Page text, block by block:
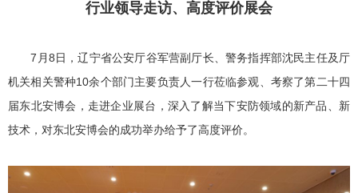
行业领导走访、高度评价展会
7月8日，辽宁省公安厅谷军营副厅长、警务指挥部沈民主任及厅
机关相关警种10余个部门主要负责人一行莅临参观、考察了第二十四
届东北安博会，走进企业展台，深入了解当下安防领域的新产品、新
技术，对东北安博会的成功举办给予了高度评价。